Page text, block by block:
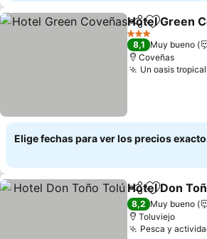
CompartirAgregar a
Hotel Green
3 Estrellas
8,1 Muy bueno
Coveñas
Un oasis
Elige fechas para ver los precios
CompartirAgregar a
Hotel Don
8,2 Muy bueno
Toluviejo
Pesca y